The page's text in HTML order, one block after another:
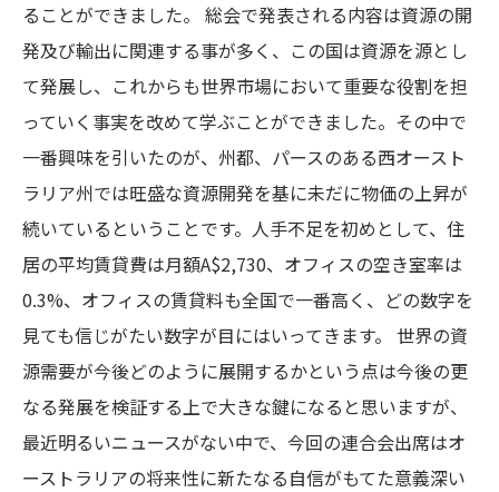
ることができました。 総会で発表される内容は資源の開
発及び輸出に関連する事が多く、この国は資源を源とし
て発展し、これからも世界市場において重要な役割を担
っていく事実を改めて学ぶことができました。その中で
一番興味を引いたのが、州都、パースのある西オースト
ラリア州では旺盛な資源開発を基に未だに物価の上昇が
続いているということです。人手不足を初めとして、住
居の平均賃貸費は月額A$2,730、オフィスの空き室率は
0.3%、オフィスの賃貸料も全国で一番高く、どの数字を
見ても信じがたい数字が目にはいってきます。 世界の資
源需要が今後どのように展開するかという点は今後の更
なる発展を検証する上で大きな鍵になると思いますが、
最近明るいニュースがない中で、今回の連合会出席はオ
ーストラリアの将来性に新たなる自信がもてた意義深い